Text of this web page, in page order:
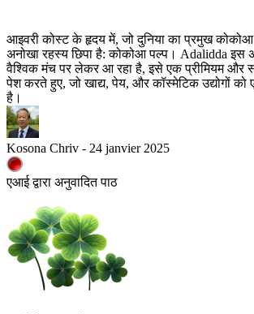
आइवरी कोस्ट के हृदय में, जो दुनिया का प्रमुख
अनोखा रहस्य छिपा है: कोकोआ पल्प। Adalidda इस
वैश्विक मंच पर लेकर आ रहा है, इसे एक प्रीमियम और
पेश करते हुए, जो खाद्य, पेय, और कॉस्मेटिक उद्योगों को
है।
Kosona Chriv - 24 janvier 2025
एआई द्वारा अनुवादित पाठ